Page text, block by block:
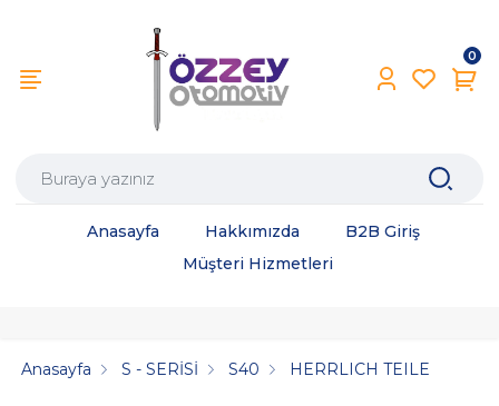
0
Anasayfa Hakkımızda
B2B Giriş
Müşteri Hizmetleri
Anasayfa S - SERİSİ S40 HERRLICH TEILE